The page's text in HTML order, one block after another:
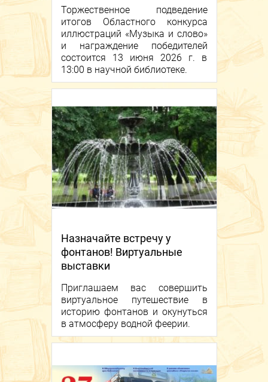
Торжественное подведение
итогов Областного конкурса
иллюстраций «Музыка и слово»
и награждение победителей
состоится 13 июня 2026 г. в
13:00 в научной библиотеке.
Назначайте встречу у
фонтанов! Виртуальные
выставки
Приглашаем вас совершить
виртуальное путешествие в
историю фонтанов и окунуться
в атмосферу водной феерии.